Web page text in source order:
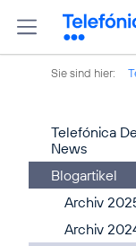
Sie sind hier:
Telefónica
News
Blogartikel
Archiv
Archiv